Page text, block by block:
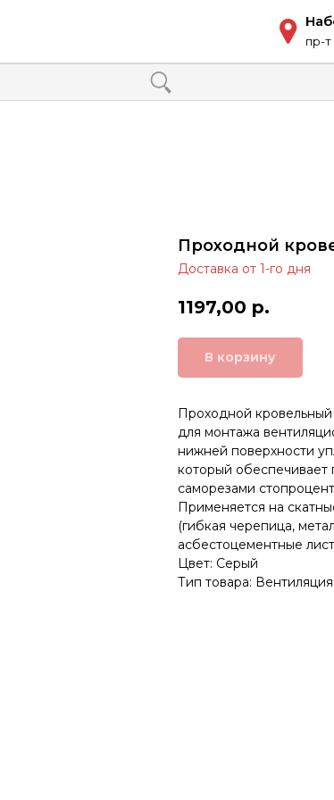
пр-т
Проходной
Доставка от 1-го дня
1197,00 р.
В корзину
Проходной
для монтажа
нижней поверхности
который
саморезами
Применяется на
(гибкая черепица,
асбестоцементные
Цвет: Серый
Тип товара: Вентиляция